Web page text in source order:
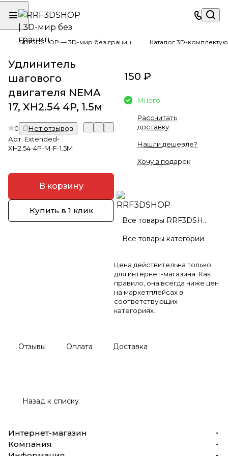
RRF3DSHOP — 3D-мир без границ Каталог 3D-
Удлинитель
шагового
двигателя NEMA
17, XH2.54 4P, 1.5м
0
Нет отзывов
Арт. Extended-
XH2.54-4P-M-F-1.5M
В корзину
Купить в 1 клик
150 ₽
Много
Рассчитать
доставку
Нашли дешевле?
Хочу в подарок
Все товары RRF3DSHOP
Все товары категории
Цена действительна только
для интернет-магазина. Как
правило, она всегда ниже цен
на маркетплейсах в
соответствующих
категориях.
Отзывы Оплата Доставка
Назад к списку
Интернет-магазин
Компания